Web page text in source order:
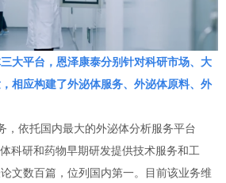
大平台，恩泽康泰分别针对科研市场、大
相应构建了外泌体服务、外泌体原料、外
，依托国内最大的外泌体分析服务平台
科研和药物早期研发提供技术服务和工
文数百篇，位列国内第一。目前该业务维